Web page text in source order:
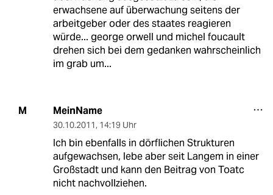
erwachsene auf überwachung seitens der
arbeitgeber oder des staates reagieren
würde... george orwell und michel foucault
drehen sich bei dem gedanken wahrscheinlich
im grab um...
M MeinName
30.10.2011, 14:19 Uhr
Ich bin ebenfalls in dörflichen Strukturen
aufgewachsen, lebe aber seit Langem in einer
Großstadt und kann den Beitrag von Toatc
nicht nachvollziehen.